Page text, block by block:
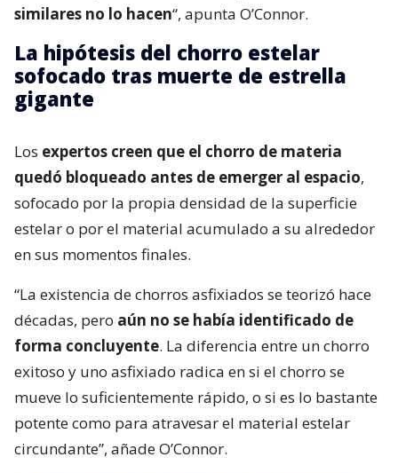
similares no lo hacen“, apunta O’Connor.
La hipótesis del chorro estelar
sofocado tras muerte de estrella
gigante
Los expertos creen que el chorro de materia
quedó bloqueado antes de emerger al espacio,
sofocado por la propia densidad de la superficie
estelar o por el material acumulado a su alrededor
en sus momentos finales.
“La existencia de chorros asfixiados se teorizó hace
décadas, pero aún no se había identificado de
forma concluyente. La diferencia entre un chorro
exitoso y uno asfixiado radica en si el chorro se
mueve lo suficientemente rápido, o si es lo bastante
potente como para atravesar el material estelar
circundante”, añade O’Connor.